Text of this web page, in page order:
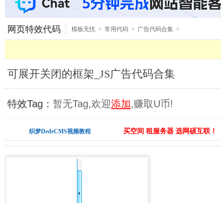
网页特效代码 模板无忧 > 常用代码 > 广告代码合集 >
可展开关闭的框架_JS广告代码合集
特效Tag： 暂无Tag,欢迎添加,赚取U币!
织梦DedeCMS视频教程 买空间 租服务器 选网硕互联！